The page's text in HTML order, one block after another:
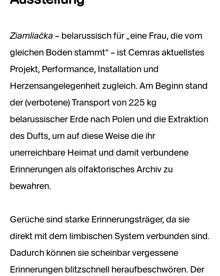
Ziamliačka – belarussisch für „eine Frau, die vom
gleichen Boden stammt“ – ist Cemras aktuellstes
Projekt, Performance, Installation und
Herzensangelegenheit zugleich. Am Beginn stand
der (verbotene) Transport von 225 kg
belarussischer Erde nach Polen und die Extraktion
des Dufts, um auf diese Weise die ihr
unerreichbare Heimat und damit verbundene
Erinnerungen als olfaktorisches Archiv zu
bewahren.
Gerüche sind starke Erinnerungsträger, da sie
direkt mit dem limbischen System verbunden sind.
Dadurch können sie scheinbar vergessene
Erinnerungen blitzschnell heraufbeschwören. Der